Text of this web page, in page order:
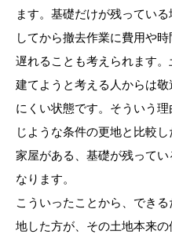
ます。基礎だけが残ってい
してから撤去作業に費用や
遅れることも考えられます
建てようと考える人からは
にくい状態です。そういう
じような条件の更地と比較
家屋がある、基礎が残って
なります。
こういったことから、でき
地した方が、その土地本来